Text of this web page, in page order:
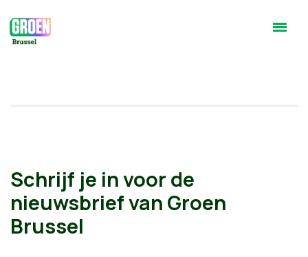
Schrijf je in voor de
nieuwsbrief van Groen
Brussel